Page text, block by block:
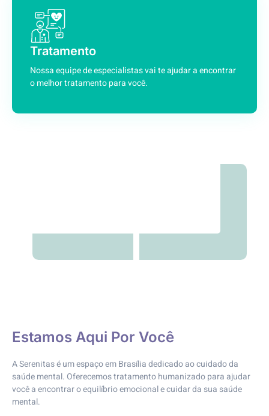
Tratamento
Nossa equipe de especialistas vai te ajudar a encontrar
o melhor tratamento para você.
Estamos Aqui Por Você
A Serenitas é um espaço em Brasília dedicado ao cuidado da
saúde mental. Oferecemos tratamento humanizado para ajudar
você a encontrar o equilíbrio emocional e cuidar da sua saúde
mental.